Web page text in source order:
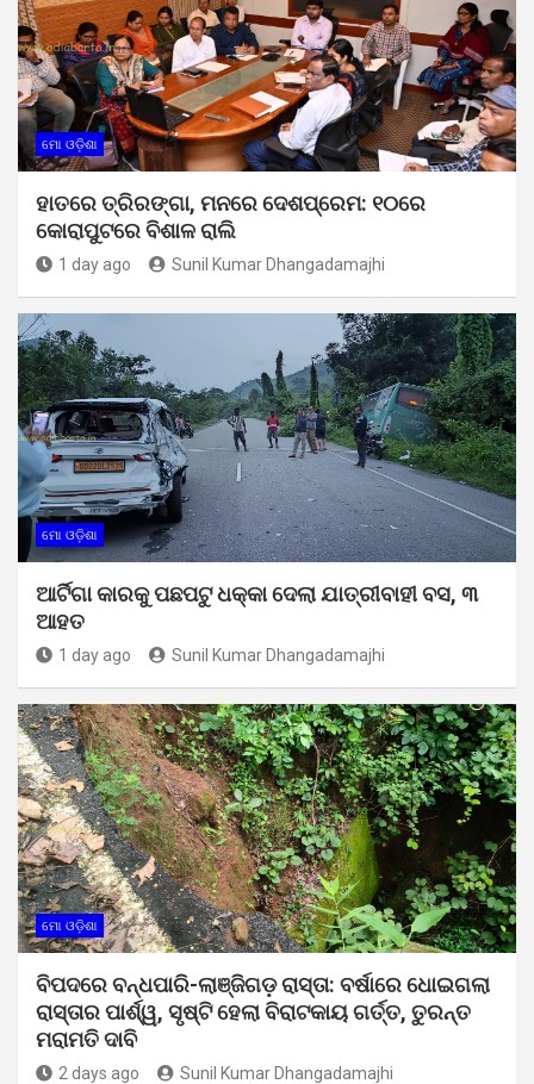
ମୋ ଓଡ଼ିଶା
ହାତରେ ତ୍ରିରଙ୍ଗା, ମନରେ ଦେଶପ୍ରେମ: ୧୦ରେ
କୋରାପୁଟରେ ବିଶାଳ ରାଲି
1 day ago Sunil Kumar Dhangadamajhi
ମୋ ଓଡ଼ିଶା
ଆର୍ଟିଗା କାରକୁ ପଛପଟୁ ଧକ୍କା ଦେଲା ଯାତ୍ରୀବାହୀ ବସ, ୩
ଆହତ
1 day ago Sunil Kumar Dhangadamajhi
ମୋ ଓଡ଼ିଶା
ବିପଦରେ ବନ୍ଧପାରି-ଲାଞ୍ଜିଗଡ଼ ରାସ୍ତା: ବର୍ଷାରେ ଧୋଇଗଲା
ରାସ୍ତାର ପାର୍ଶ୍ୱ, ସୃଷ୍ଟି ହେଲା ବିରାଟକାୟ ଗର୍ତ୍ତ, ତୁରନ୍ତ
ମରାମତି ଦାବି
2 days ago Sunil Kumar Dhangadamajhi